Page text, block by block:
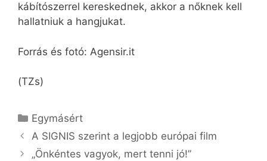
kábítószerrel kereskednek, akkor a nőknek kell
hallatniuk a hangjukat.
Forrás és fotó: Agensir.it
(TZs)
Kategória
Egymásért
A SIGNIS szerint a legjobb európai film
„Önkéntes vagyok, mert tenni jó!”